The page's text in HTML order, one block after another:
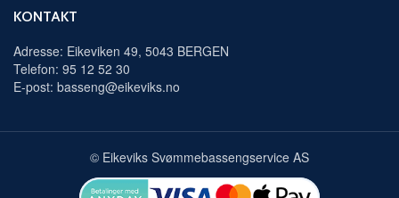
KONTAKT
Adresse: Eikeviken 49, 5043 BERGEN
Telefon: 95 12 52 30
E-post: basseng@eikeviks.no
© Eikeviks Svømmebassengservice AS